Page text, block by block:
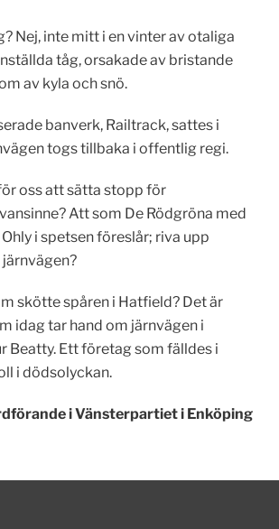
Nej, inte mitt i en vinter av otaliga
tåg, orsakade av bristande
av kyla och snö.
banverk, Railtrack, sattes i
togs tillbaka i offentlig regi.
oss att sätta stopp för
Att som De Rödgröna med
i spetsen föreslår; riva upp
skötte spåren i Hatfield? Det är
idag tar hand om järnvägen i
Beatty. Ett företag som fälldes i
i dödsolyckan.
i Vänsterpartiet i Enköping